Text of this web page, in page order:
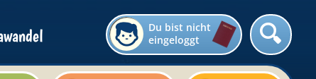
Du bist nicht
eingeloggt